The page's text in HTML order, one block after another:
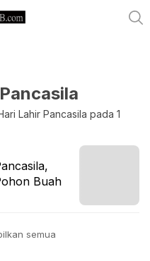
Lahir Pancasila pada 1
Buah
semua